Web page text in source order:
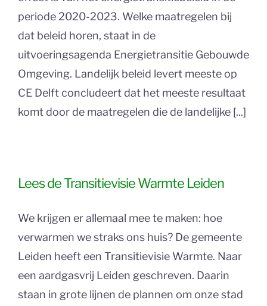
periode 2020-2023. Welke maatregelen bij
dat beleid horen, staat in de
uitvoeringsagenda Energietransitie Gebouwde
Omgeving. Landelijk beleid levert meeste op
CE Delft concludeert dat het meeste resultaat
komt door de maatregelen die de landelijke [...]
Lees de Transitievisie Warmte Leiden
We krijgen er allemaal mee te maken: hoe
verwarmen we straks ons huis? De gemeente
Leiden heeft een Transitievisie Warmte. Naar
een aardgasvrij Leiden geschreven. Daarin
staan in grote lijnen de plannen om onze stad